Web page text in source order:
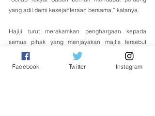
yang adil demi kesejahteraan bersama,” katanya.
Hajiji turut merakamkan penghargaan kepada
semua pihak yang menjayakan majlis tersebut
termasuk penggiat seni, pemimpin masyarakat dan
sukarelawan yang terus menghidupkan semangat
Facebook Twitter Instagram